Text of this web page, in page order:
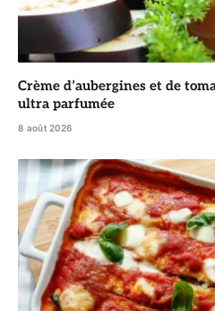
Crème d’aubergines et de
ultra parfumée
8 août 2026